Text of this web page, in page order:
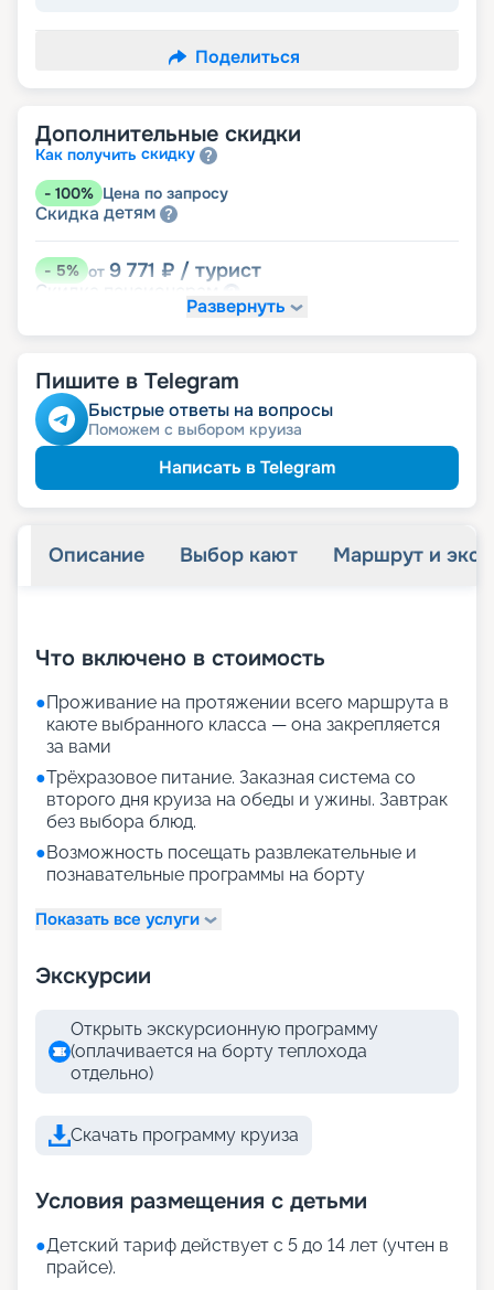
Поделиться
Дополнительные скидки
Как получить скидку
- 100% Цена по запросу
Скидка детям
-5% от 9 771 ₽ / турист
Скидка
Развернуть
Пишите в Telegram
Быстрые ответы на вопросы
Поможем с выбором круиза
Написать в Telegram
Описание Выбор кают Маршрут и
Что включено в стоимость
●Проживание на протяжении всего маршрута в
каюте выбранного класса — она закрепляется
за вами
●Трёхразовое питание. Заказная система со
второго дня круиза на обеды и ужины. Завтрак
без выбора блюд.
●Возможность посещать развлекательные и
познавательные программы на борту
Показать все услуги
Экскурсии
Открыть экскурсионную программу
(оплачивается на борту теплохода
отдельно)
Скачать программу круиза
Условия размещения с детьми
●Детский тариф действует с 5 до 14 лет (учтен в
прайсе).